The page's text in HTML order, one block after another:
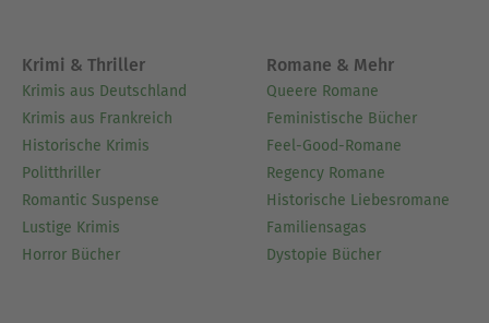
Krimi & Thriller
Krimis aus Deutschland
Krimis aus Frankreich
Historische Krimis
Politthriller
Romantic Suspense
Lustige Krimis
Horror Bücher
Romane & Mehr
Queere Romane
Feministische Bücher
Feel-Good-Romane
Regency Romane
Historische Liebesromane
Familiensagas
Dystopie Bücher